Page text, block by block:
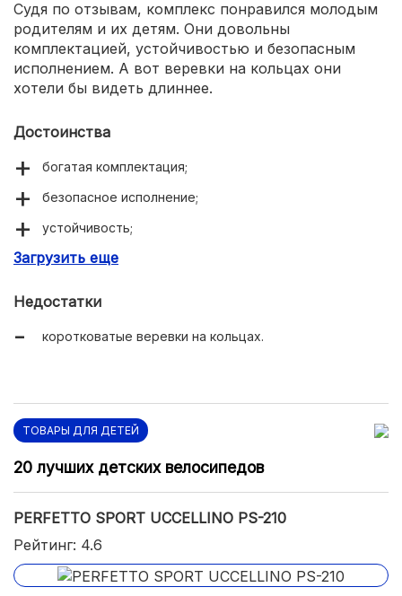
Судя по отзывам, комплекс понравился молодым
родителям и их детям. Они довольны
комплектацией, устойчивостью и безопасным
исполнением. А вот веревки на кольцах они
хотели бы видеть длиннее.
Достоинства
богатая комплектация;
безопасное исполнение;
устойчивость;
доступная цена.
Загрузить еще
Недостатки
коротковатые веревки на кольцах.
ТОВАРЫ ДЛЯ ДЕТЕЙ
20 лучших детских велосипедов
PERFETTO SPORT UCCELLINO PS-210
Рейтинг: 4.6